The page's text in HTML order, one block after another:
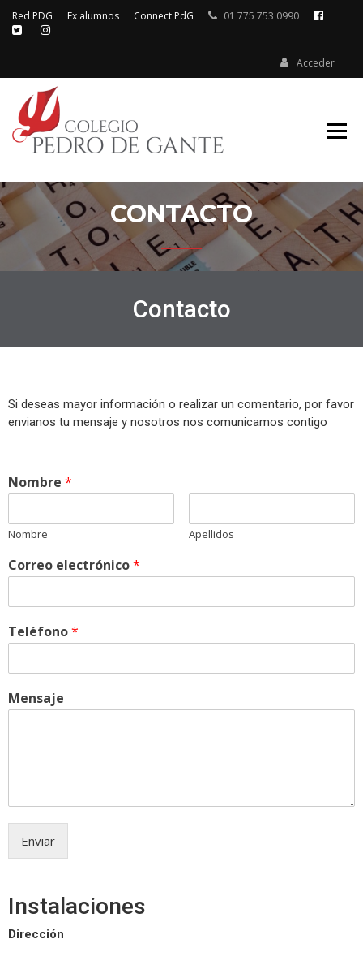
Red PDG Ex alumnos Connect PdG 01 775 753 0990
Acceder
PEDRO DE
CONTACTO
Contacto
Si deseas mayor información o realizar un comentario, por favor
envianos tu mensaje y nosotros nos comunicamos contigo
Nombre *
Nombre Apellidos
Correo electrónico*
Teléfono*
Mensaje
Enviar
Instalaciones
Dirección